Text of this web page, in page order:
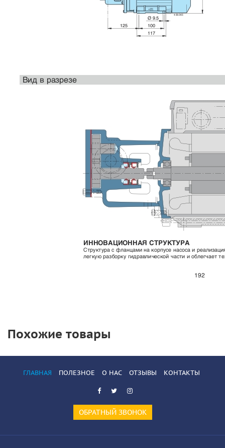
Похожие товары
ГЛАВНАЯ ПОЛЕЗНОЕ О НАС ОТЗЫВЫ КОНТАКТЫ
ОБРАТНЫЙ ЗВОНОК